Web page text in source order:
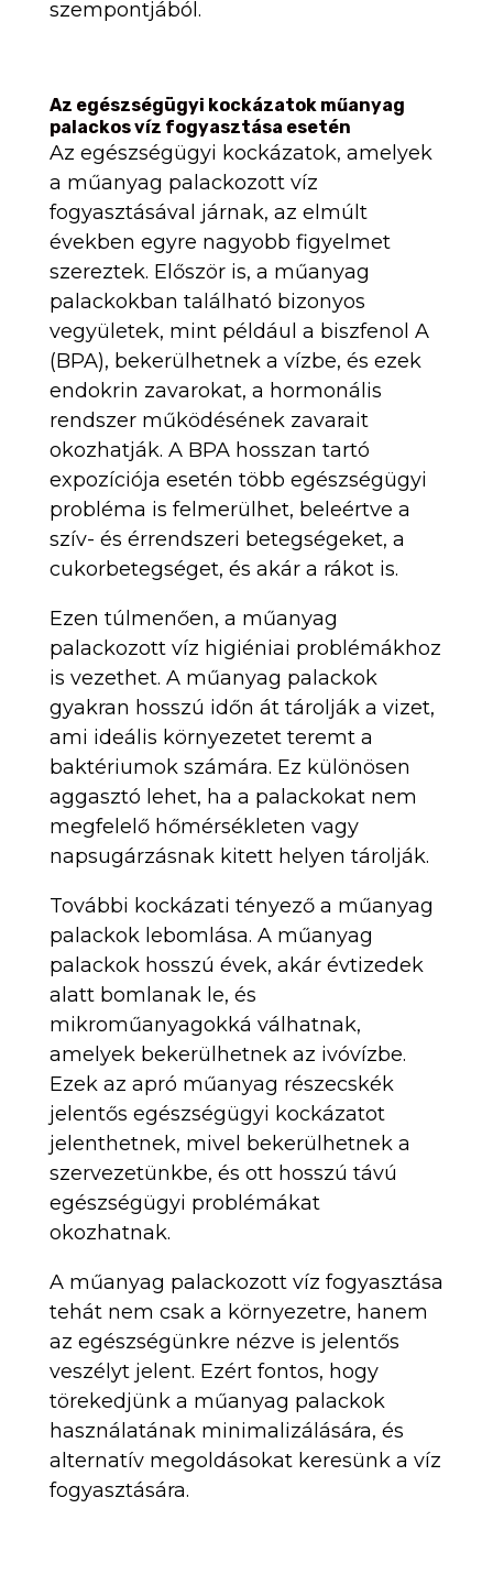
szempontjából.
Az egészségügyi kockázatok műanyag
palackos víz fogyasztása esetén
Az egészségügyi kockázatok, amelyek
a műanyag palackozott víz
fogyasztásával járnak, az elmúlt
években egyre nagyobb figyelmet
szereztek. Először is, a műanyag
palackokban található bizonyos
vegyületek, mint például a biszfenol A
(BPA), bekerülhetnek a vízbe, és ezek
endokrin zavarokat, a hormonális
rendszer működésének zavarait
okozhatják. A BPA hosszan tartó
expozíciója esetén több egészségügyi
probléma is felmerülhet, beleértve a
szív- és érrendszeri betegségeket, a
cukorbetegséget, és akár a rákot is.
Ezen túlmenően, a műanyag
palackozott víz higiéniai problémákhoz
is vezethet. A műanyag palackok
gyakran hosszú időn át tárolják a vizet,
ami ideális környezetet teremt a
baktériumok számára. Ez különösen
aggasztó lehet, ha a palackokat nem
megfelelő hőmérsékleten vagy
napsugárzásnak kitett helyen tárolják.
További kockázati tényező a műanyag
palackok lebomlása. A műanyag
palackok hosszú évek, akár évtizedek
alatt bomlanak le, és
mikroműanyagokká válhatnak,
amelyek bekerülhetnek az ivóvízbe.
Ezek az apró műanyag részecskék
jelentős egészségügyi kockázatot
jelenthetnek, mivel bekerülhetnek a
szervezetünkbe, és ott hosszú távú
egészségügyi problémákat
okozhatnak.
A műanyag palackozott víz fogyasztása
tehát nem csak a környezetre, hanem
az egészségünkre nézve is jelentős
veszélyt jelent. Ezért fontos, hogy
törekedjünk a műanyag palackok
használatának minimalizálására, és
alternatív megoldásokat keresünk a víz
fogyasztására.